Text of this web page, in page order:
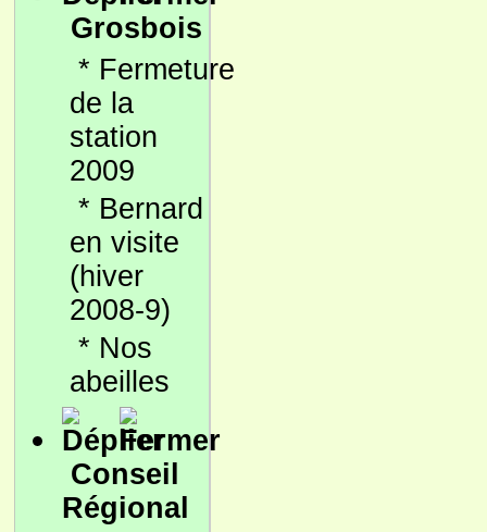
Grosbois
* Fermeture
de la
station
2009
* Bernard
en visite
(hiver
2008-9)
* Nos
abeilles
Conseil
Régional